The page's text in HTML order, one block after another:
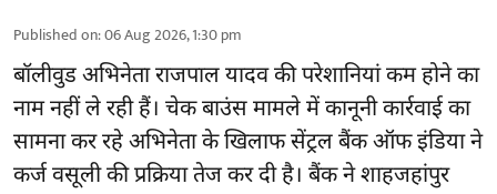
Published on:06 Aug 2026, 1:30 pm
बॉलीवुडअभिनेता राजपाल यादव की परेशानियां कम होने का
नाम नहीं ले रही हैं। चेक बाउंस मामले में कानूनी कार्रवाई का
सामना कर रहे अभिनेता के खिलाफ सेंट्रल बैंक ऑफ इंडिया ने
कर्ज वसूली की प्रक्रिया तेज कर दी है। बैंक ने शाहजहांपुर